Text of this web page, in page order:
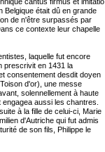
Belgique était dû en grande
de n'être surpassés par
ce contexte leur chapelle
laquelle fut encore
prescrivit en 1431 la
consentement desdit doyen
d'or), une messe
solennellement à haute
aussi les chantres.
à la fille de celui-ci, Marie
d'Autriche qui fut admis
de son fils, Philippe le